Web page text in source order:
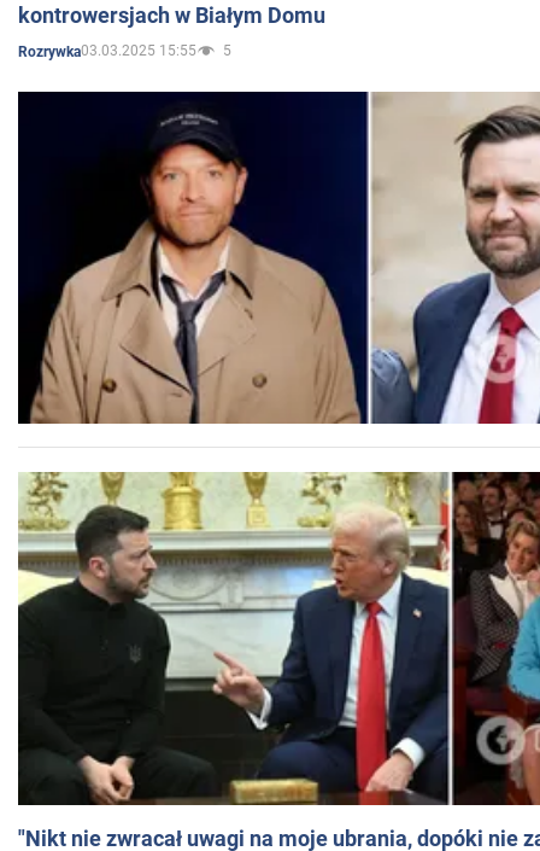
kontrowersjach w Białym Domu
Rozrywka03.03.2025 15:55 5
"Nikt nie zwracał uwagi na moje ubrania, dopóki nie